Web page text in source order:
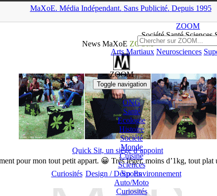
MaXoE. Média Indépendant. Sans Publicité. Depuis 1995
ZOOM
Société Santé Sciences
Arts Martiaux Neurosciences
ZOOM
Toggle navigation
ONG
Santé
Ecologie
Histoire
Société
Monde
Cuisine
Sciences
Sports
Auto/Moto
Curiosités
▲
News MaXoE ZOOM
Quick Sit, un siège d’appoint
pour mon tout petit appart. 😀 Très léger, moins d’1kg, tout
Curiosités Design / Déco Environnement